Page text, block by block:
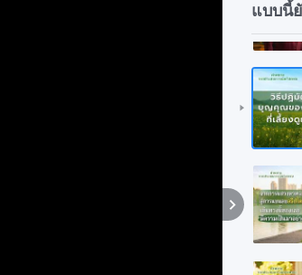
แบบนี้